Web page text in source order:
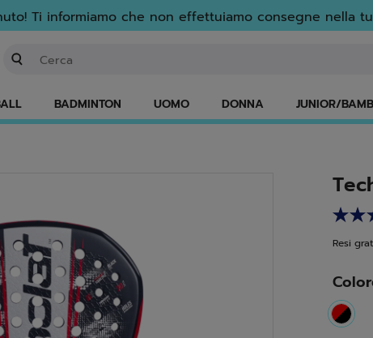
Ti informiamo che non effettuiamo consegne nella
BADMINTON UOMO DONNA JUNIOR/
Resi